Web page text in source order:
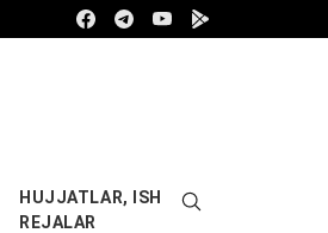
FacebookTelegram
Youtube
HUJJATLAR, ISH
REJALAR